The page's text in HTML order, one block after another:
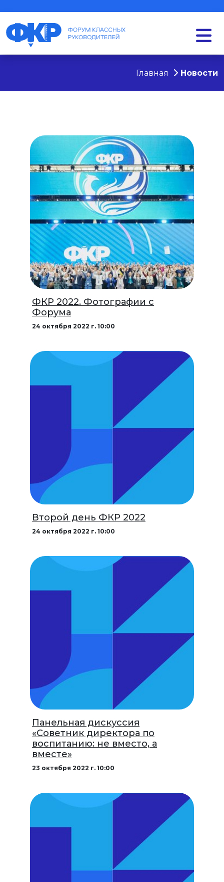
Главная Новости
ФКР 2022. Фотографии с
Форума
24 октября 2022 г. 10:00
Второй день ФКР 2022
24 октября 2022 г. 10:00
Панельная дискуссия
«Советник директора по
воспитанию: не вместо, а
вместе»
23 октября 2022 г. 10:00